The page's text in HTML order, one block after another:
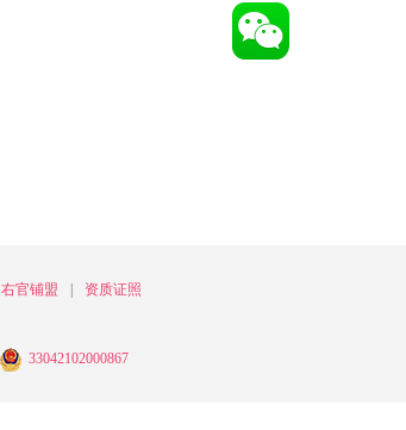
右官铺盟 资质证照
33042102000867